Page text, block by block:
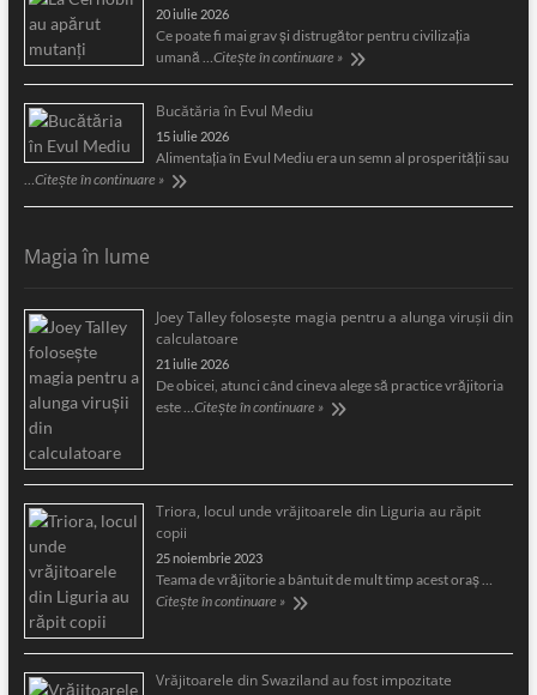
20 iulie 2026
Ce poate fi mai grav și distrugător pentru civilizația
umană … Citește în continuare »
Bucătăria în Evul Mediu
15 iulie 2026
Alimentaţia în Evul Mediu era un semn al prosperităţii sau
Citește în continuare »
Magia în lume
Joey Talley foloseşte magia pentru a alunga viruşii din
calculatoare
21 iulie 2026
De obicei, atunci când cineva alege să practice vrăjitoria
este … Citește în continuare »
Triora, locul unde vrăjitoarele din Liguria au răpit
copii
25 noiembrie 2023
Teama de vrăjitorie a bântuit de mult timp acest oraş …
Citește în continuare »
Vrăjitoarele din Swaziland au fost impozitate